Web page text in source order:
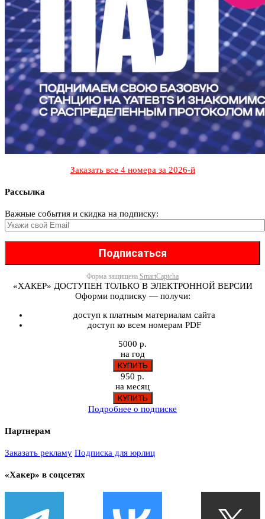
Заказать все 4 номера за 2026-й
Рассылка
Важные события и скидка на подписку:
Форма защищена SmartCaptcha
«ХАКЕР» ДОСТУПЕН ТОЛЬКО В ЭЛЕКТРОННОЙ ВЕРСИИ
Оформи подписку — получи:
доступ к платным материалам сайта
доступ ко всем номерам PDF
5000 р.
на год
950 р.
на месяц
Подробнее о подписке
Партнерам
Заказать рекламу Подписка для юрлиц
«Хакер» в соцсетях